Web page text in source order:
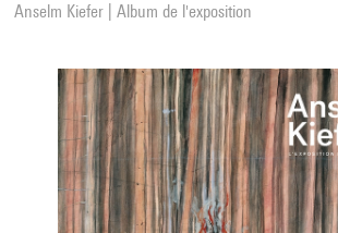
Anselm Kiefer | Album de l'exposition